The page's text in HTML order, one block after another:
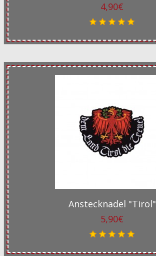
4,90€
Anstecknadel "Tirol"
5,90€